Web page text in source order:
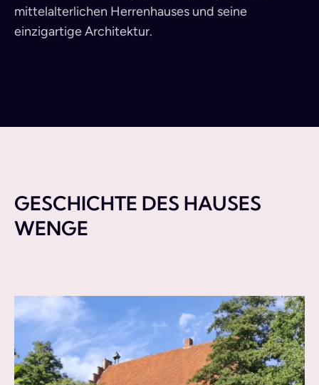
mittelalterlichen Herrenhauses und seine
einzigartige Architektur.
GESCHICHTE DES HAUSES
WENGE